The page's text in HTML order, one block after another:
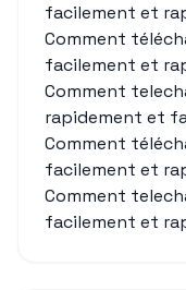
facilement et
Comment
facilement et
Comment
rapidement et
Comment
facilement et
Comment
facilement et